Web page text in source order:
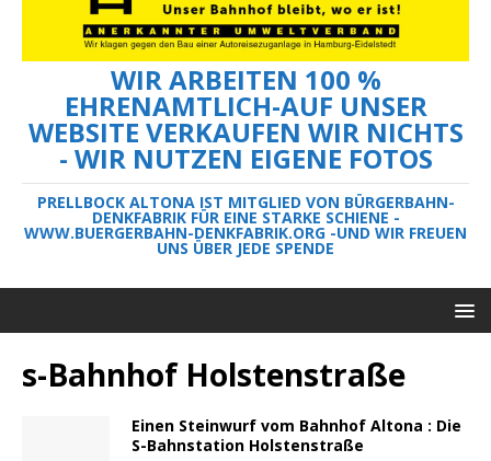
WIR ARBEITEN 100 %
EHRENAMTLICH-AUF UNSER
WEBSITE VERKAUFEN WIR NICHTS
- WIR NUTZEN EIGENE FOTOS
PRELLBOCK ALTONA IST MITGLIED VON BÜRGERBAHN-
DENKFABRIK FÜR EINE STARKE SCHIENE -
WWW.BUERGERBAHN-DENKFABRIK.ORG -UND WIR FREUEN
UNS ÜBER JEDE SPENDE
s-Bahnhof Holstenstraße
Einen Steinwurf vom Bahnhof Altona : Die
S-Bahnstation Holstenstraße